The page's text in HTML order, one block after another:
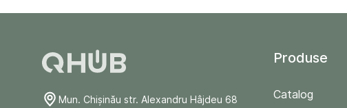
Mun. Chişinău str. Alexandru Hâjdeu 68
Produse
Catalog